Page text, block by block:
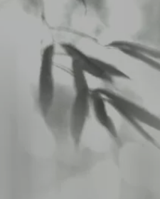
メニュー